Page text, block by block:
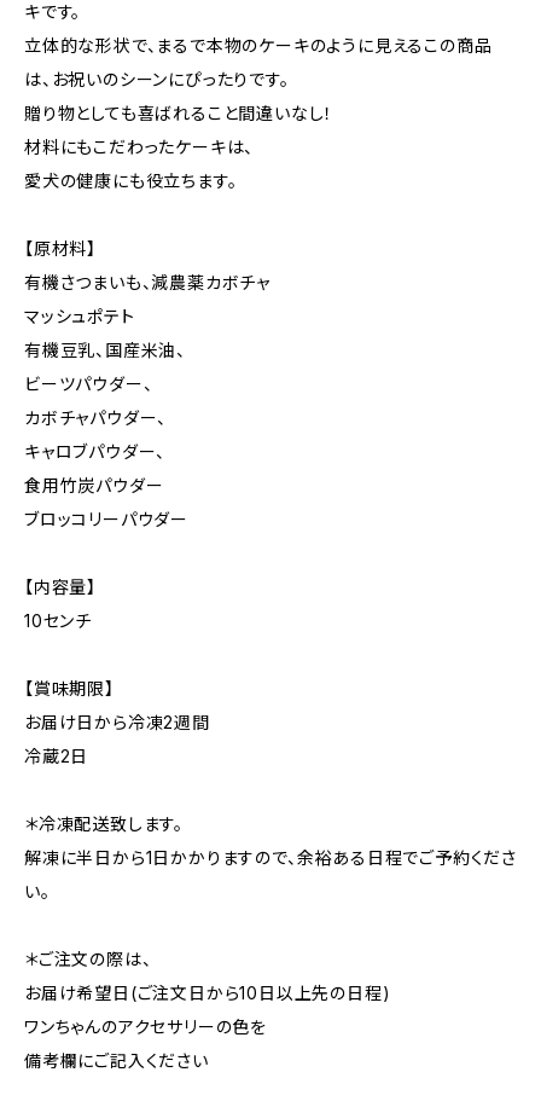
キです。
立体的な形状で、まるで本物のケーキのように見えるこの商品
は、お祝いのシーンにぴったりです。
贈り物としても喜ばれること間違いなし！
材料にもこだわったケーキは、
愛犬の健康にも役立ちます。
【原材料】
有機さつまいも、減農薬カボチャ
マッシュポテト
有機豆乳、国産米油、
ビーツパウダー、
カボチャパウダー、
キャロブパウダー、
食用竹炭パウダー
ブロッコリーパウダー
【内容量】
10センチ
【賞味期限】
お届け日から冷凍2週間
冷蔵2日
＊冷凍配送致します。
解凍に半日から1日かかりますので、余裕ある日程でご予約くださ
い。
＊ご注文の際は、
お届け希望日(ご注文日から10日以上先の日程)
ワンちゃんのアクセサリーの色を
備考欄にご記入ください